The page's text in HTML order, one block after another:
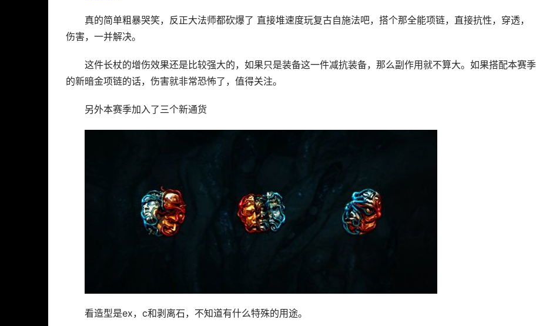
真的简单粗暴哭笑，反正大法师都砍爆了 直接堆速度玩复古自施法吧，搭个那全能项链，直接抗性，穿透，
伤害，一并解决。
这件长杖的增伤效果还是比较强大的，如果只是装备这一件减抗装备，那么副作用就不算大。如果搭配本赛季
的新暗金项链的话，伤害就非常恐怖了，值得关注。
另外本赛季加入了三个新通货
看造型是ex，c和剥离石，不知道有什么特殊的用途。